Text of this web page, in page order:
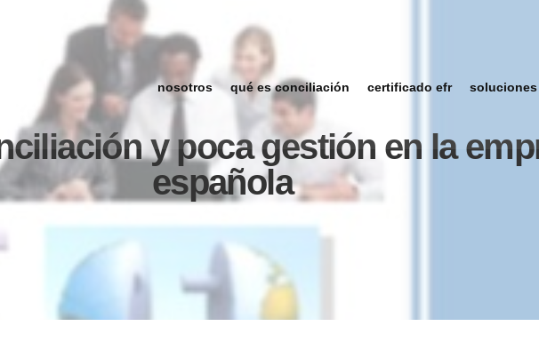
nosotros qué es conciliación certificado efr soluciones
y poca gestión en la
española